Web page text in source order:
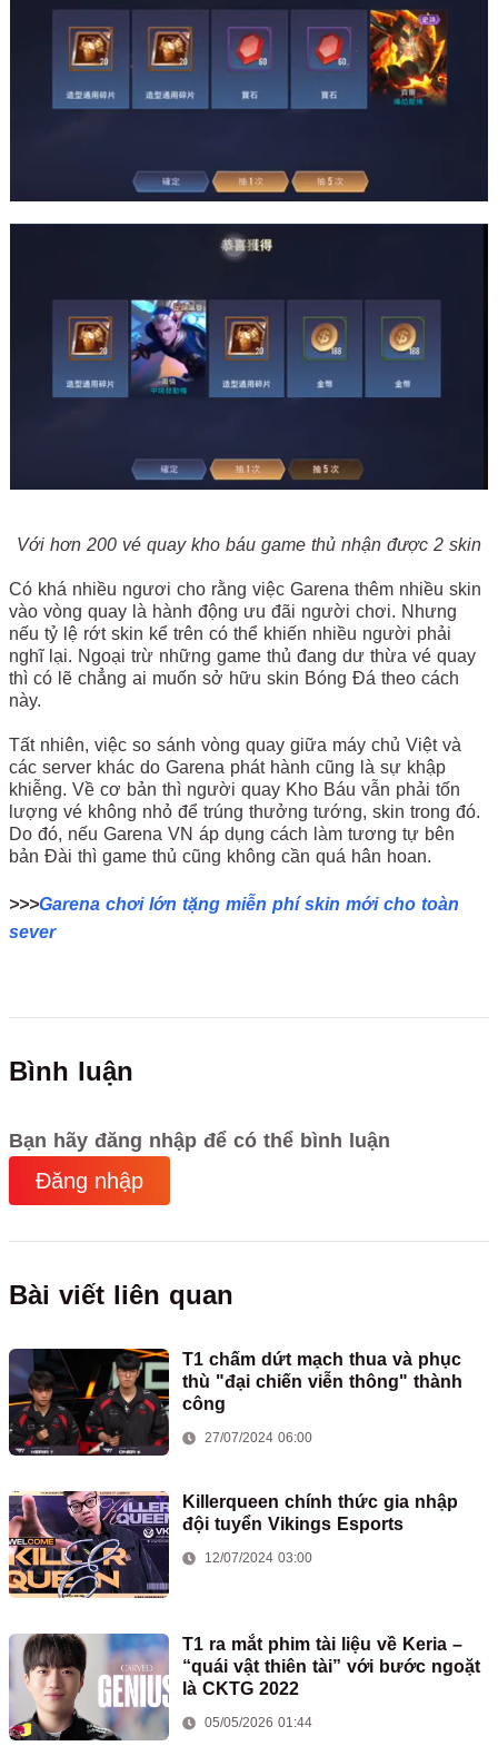
Với hơn 200 vé quay kho báu game thủ nhận được 2 skin
Có khá nhiều ngươi cho rằng việc Garena thêm nhiều skin
vào vòng quay là hành động ưu đãi người chơi. Nhưng
nếu tỷ lệ rớt skin kể trên có thể khiến nhiều người phải
nghĩ lại. Ngoại trừ những game thủ đang dư thừa vé quay
thì có lẽ chẳng ai muốn sở hữu skin Bóng Đá theo cách
này.
Tất nhiên, việc so sánh vòng quay giữa máy chủ Việt và
các server khác do Garena phát hành cũng là sự khập
khiễng. Về cơ bản thì người quay Kho Báu vẫn phải tốn
lượng vé không nhỏ để trúng thưởng tướng, skin trong đó.
Do đó, nếu Garena VN áp dụng cách làm tương tự bên
bản Đài thì game thủ cũng không cần quá hân hoan.
>>>Garena chơi lớn tặng miễn phí skin mới cho toàn
sever
Bình luận
Bạn hãy đăng nhập để có thể bình luận
Đăng nhập
Bài viết liên quan
T1 chấm dứt mạch thua và phục
thù "đại chiến viễn thông" thành
công
27/07/2024 06:00
Killerqueen chính thức gia nhập
đội tuyển Vikings Esports
12/07/2024 03:00
T1 ra mắt phim tài liệu về Keria –
“quái vật thiên tài” với bước ngoặt
là CKTG 2022
05/05/2026 01:44